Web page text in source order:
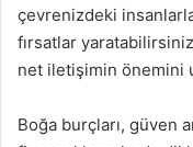
çevrenizdeki
fırsatlar
net iletişimin önemini
Boğa burçları, güven